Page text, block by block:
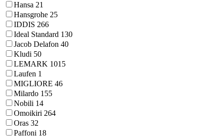
Hansa 21
Hansgrohe 25
IDDIS 266
Ideal Standard 130
Jacob Delafon 40
Kludi 50
LEMARK 1015
Laufen 1
MIGLIORE 46
Milardo 155
Nobili 14
Omoikiri 264
Oras 32
Paffoni 18